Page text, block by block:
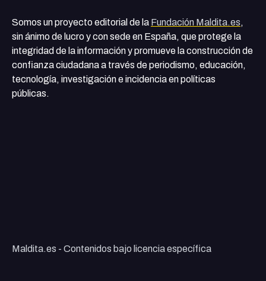
Somos un proyecto editorial de la Fundación Maldita.es,
sin ánimo de lucro y con sede en España, que protege la
integridad de la información y promueve la construcción de
confianza ciudadana a través de periodismo, educación,
tecnología, investigación e incidencia en políticas
públicas.
Maldita.es - Contenidos bajo licencia específica